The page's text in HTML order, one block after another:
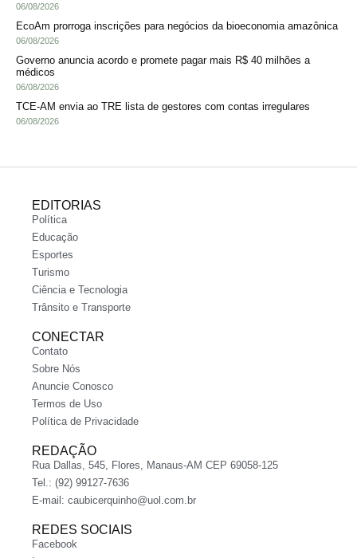
06/08/2026
EcoAm prorroga inscrições para negócios da bioeconomia amazônica
06/08/2026
Governo anuncia acordo e promete pagar mais R$ 40 milhões a
médicos
06/08/2026
TCE-AM envia ao TRE lista de gestores com contas irregulares
06/08/2026
EDITORIAS
Política
Educação
Esportes
Turismo
Ciência e Tecnologia
Trânsito e Transporte
CONECTAR
Contato
Sobre Nós
Anuncie Conosco
Termos de Uso
Política de Privacidade
REDAÇÃO
Rua Dallas, 545, Flores, Manaus-AM CEP 69058-125
Tel.: (92) 99127-7636
E-mail: caubicerquinho@uol.com.br
REDES SOCIAIS
Facebook